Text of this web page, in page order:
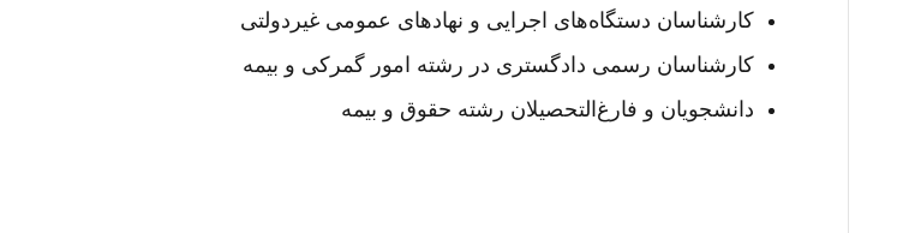
کارشناسان دستگاه‌های اجرایی و نهادهای عمومی غیردولتی
کارشناسان رسمی دادگستری در رشته امور گمرکی و بیمه
دانشجویان و فارغ‌التحصیلان رشته حقوق و بیمه